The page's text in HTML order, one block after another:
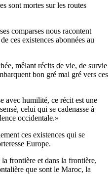
sont mortes sur les routes
comparses nous racontent
ces existences abonnées au
mêlant récits de vie, de survie
bon gré mal gré vers ces
avec humilité, ce récit est une
celui qui se cadenasse à
occidentale.»
ces existences qui se
Europe.
frontière et dans la frontière,
que sont le Maroc, la